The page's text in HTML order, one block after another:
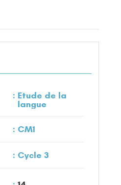
Etude de la
langue
CM1
Cycle 3